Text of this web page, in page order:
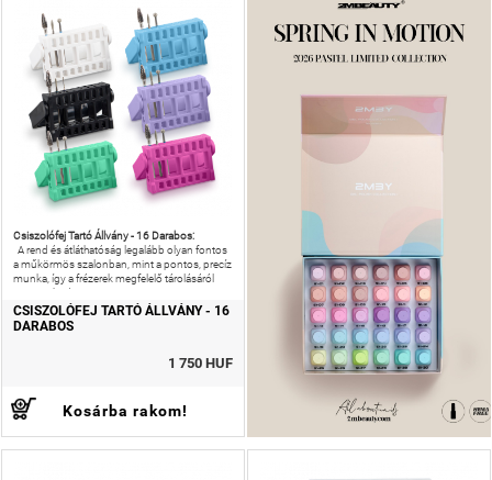
Csiszolófej Tartó Állvány - 16 Darabos:
A rend és átláthatóság legalább olyan fontos
a műkörmös szalonban, mint a pontos, precíz
munka, így a frézerek megfelelő tárolásáról
sem szabad
CSISZOLÓFEJ TARTÓ ÁLLVÁNY - 16
DARABOS
1 750 HUF
Kosárba rakom!